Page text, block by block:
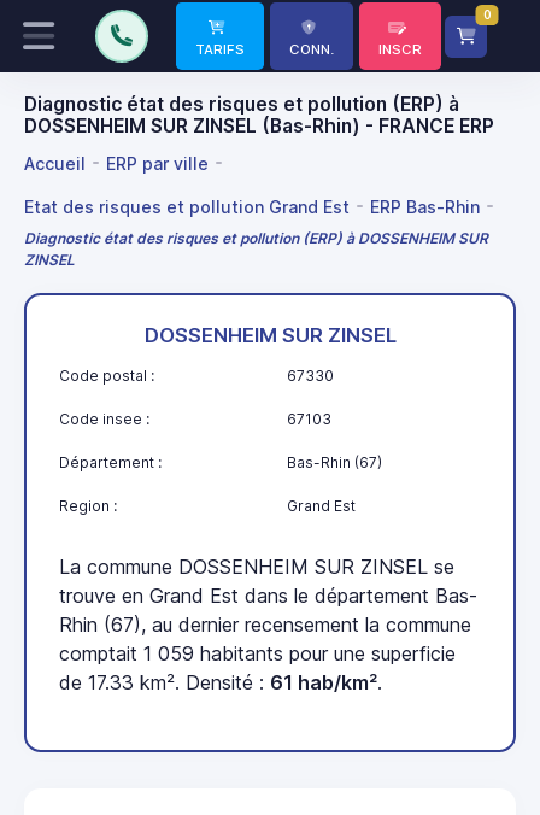
TARIFS CONN. INSCR
0
Diagnostic état des risques et pollution (ERP) à
DOSSENHEIM SUR ZINSEL (Bas-Rhin) - FRANCE ERP
Accueil ERP par ville
Etat des risques et pollution Grand Est ERP Bas-Rhin
Diagnostic état des risques et pollution (ERP) à DOSSENHEIM SUR
ZINSEL
DOSSENHEIM SUR ZINSEL
Code postal : 67330
Code insee : 67103
Département : Bas-Rhin (67)
Region : Grand Est
La commune DOSSENHEIM SUR ZINSEL se
trouve en Grand Est dans le département Bas-
Rhin (67), au dernier recensement la commune
comptait 1 059 habitants pour une superficie
de 17.33 km². Densité : 61 hab/km².